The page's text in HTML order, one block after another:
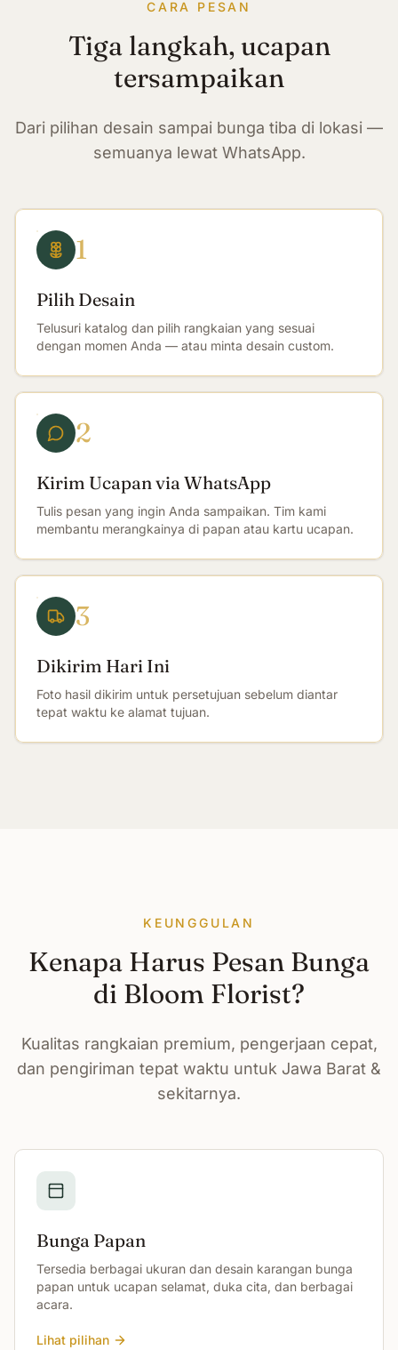
CARA PESAN
Tiga langkah, ucapan
tersampaikan
Dari pilihan desain sampai bunga tiba di lokasi —
semuanya lewat WhatsApp.
1
Pilih Desain
Telusuri katalog dan pilih rangkaian yang sesuai
dengan momen Anda — atau minta desain custom.
2
Kirim Ucapan via WhatsApp
Tulis pesan yang ingin Anda sampaikan. Tim kami
membantu merangkainya di papan atau kartu ucapan.
3
Dikirim Hari Ini
Foto hasil dikirim untuk persetujuan sebelum diantar
tepat waktu ke alamat tujuan.
KEUNGGULAN
Kenapa Harus Pesan Bunga
di Bloom Florist?
Kualitas rangkaian premium, pengerjaan cepat,
dan pengiriman tepat waktu untuk Jawa Barat &
sekitarnya.
Bunga Papan
Tersedia berbagai ukuran dan desain karangan bunga
papan untuk ucapan selamat, duka cita, dan berbagai
acara.
Lihat pilihan